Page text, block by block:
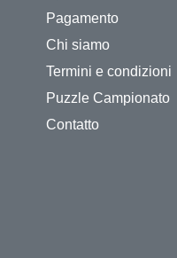
Pagamento
Chi siamo
Termini e condizioni
Puzzle Campionato
Contatto